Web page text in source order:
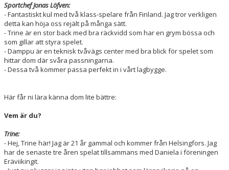
Sportchef Jonas Löfven:
- Fantastiskt kul med två klass-spelare från Finland. Jag tror verkligen
detta kan höja oss rejält på många sätt.
- Trine är en stor back med bra räckvidd som har en grym bössa och
som gillar att styra spelet.
- Damppu är en teknisk tvåvägs center med bra blick för spelet som
hittar dom där svåra passningarna.
- Dessa två kommer passa perfekt in i vårt lagbygge.
Här får ni lära känna dom lite bättre:
Vem är du?
Trine:
- Hej, Trine här! Jag är 21 år gammal och kommer från Helsingfors. Jag
har de senaste tre åren spelat tillsammans med Daniela i föreningen
Eräviikingit.